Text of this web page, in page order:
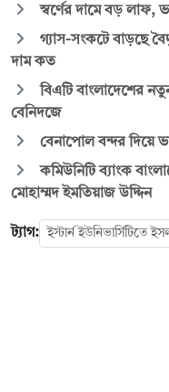
স্বর্ণের দামে বড় লাফ,
গ্যাস-সংকটে বাড়ছে
দাম কত
বিএটি বাংলাদেশের
বেনিদজে
বেনাপোল বন্দর দিয়ে
কমিউনিটি ব্যাংক
মোহাম্মদ ইমতিয়াজ উদ্দিন
ট্যাগ: ইস্টার্ন ইউনিভার্সিটিতে